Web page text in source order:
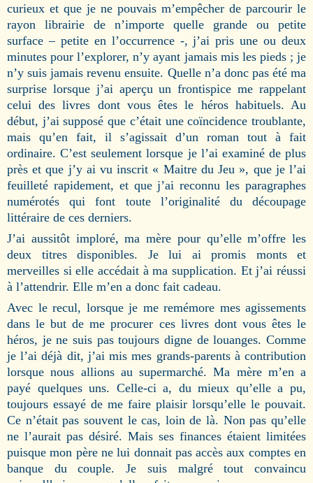
curieux et que je ne pouvais m’empêcher de parcourir le
rayon librairie de n’importe quelle grande ou petite
surface – petite en l’occurrence -, j’ai pris une ou deux
minutes pour l’explorer, n’y ayant jamais mis les pieds ; je
n’y suis jamais revenu ensuite. Quelle n’a donc pas été ma
surprise lorsque j’ai aperçu un frontispice me rappelant
celui des livres dont vous êtes le héros habituels. Au
début, j’ai supposé que c’était une coïncidence troublante,
mais qu’en fait, il s’agissait d’un roman tout à fait
ordinaire. C’est seulement lorsque je l’ai examiné de plus
près et que j’y ai vu inscrit « Maitre du Jeu », que je l’ai
feuilleté rapidement, et que j’ai reconnu les paragraphes
numérotés qui font toute l’originalité du découpage
littéraire de ces derniers.
J’ai aussitôt imploré, ma mère pour qu’elle m’offre les
deux titres disponibles. Je lui ai promis monts et
merveilles si elle accédait à ma supplication. Et j’ai réussi
à l’attendrir. Elle m’en a donc fait cadeau.
Avec le recul, lorsque je me remémore mes agissements
dans le but de me procurer ces livres dont vous êtes le
héros, je ne suis pas toujours digne de louanges. Comme
je l’ai déjà dit, j’ai mis mes grands-parents à contribution
lorsque nous allions au supermarché. Ma mère m’en a
payé quelques uns. Celle-ci a, du mieux qu’elle a pu,
toujours essayé de me faire plaisir lorsqu’elle le pouvait.
Ce n’était pas souvent le cas, loin de là. Non pas qu’elle
ne l’aurait pas désiré. Mais ses finances étaient limitées
puisque mon père ne lui donnait pas accès aux comptes en
banque du couple. Je suis malgré tout convaincu